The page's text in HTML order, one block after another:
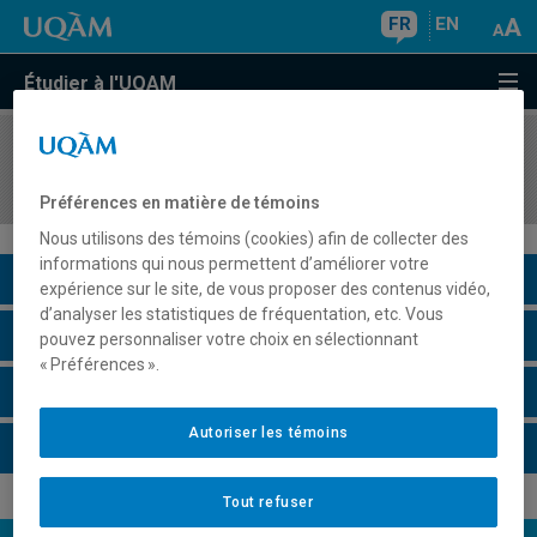
FR EN
Étudier à l'UQAM
COURS//
Description du cours
Horaire - Été 2026
Préférences en matière de témoins
Nous utilisons des témoins (cookies) afin de collecter des
informations qui nous permettent d’améliorer votre
expérience sur le site, de vous proposer des contenus vidéo,
d’analyser les statistiques de fréquentation, etc. Vous
pouvez personnaliser votre choix en sélectionnant
« Préférences ».
Tout refuser
Autoriser les témoins